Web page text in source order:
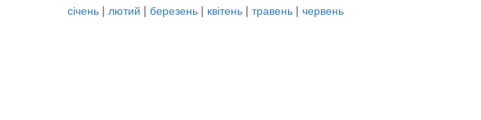
січень| лютий | березень| квітень| травень| червень